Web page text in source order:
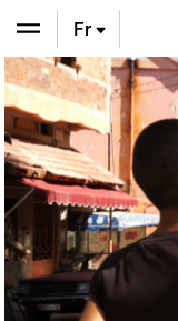
En
De
Fr